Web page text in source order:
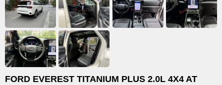
FORD EVEREST TITANIUM PLUS 2.0L 4X4 AT